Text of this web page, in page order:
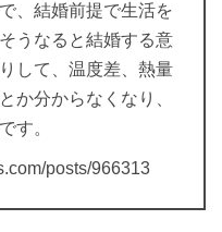
、結婚前提で生活を
うなると結婚する意
して、温度差、熱量
か分からなくなり、
す。
posts/966313